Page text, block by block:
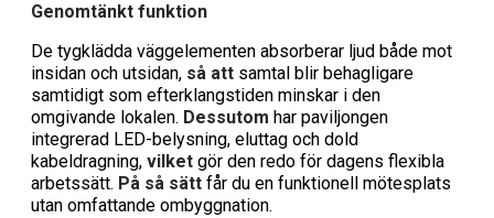
Genomtänkt funktion
De tygklädda väggelementen absorberar ljud både mot
insidan och utsidan, så att samtal blir behagligare
samtidigt som efterklangstiden minskar i den
omgivande lokalen. Dessutom har paviljongen
integrerad LED-belysning, eluttag och dold
kabeldragning, vilket gör den redo för dagens flexibla
arbetssätt. På så sätt får du en funktionell mötesplats
utan omfattande ombyggnation.